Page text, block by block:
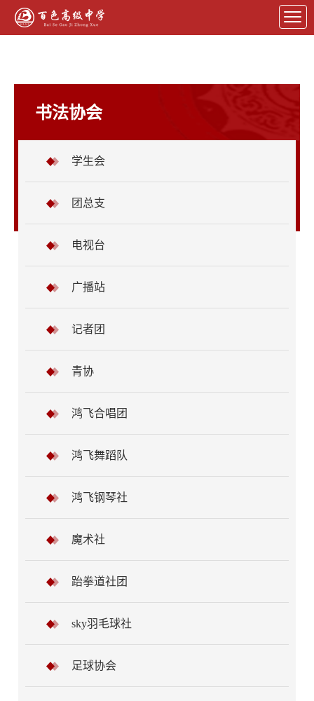
书法协会
学生会
团总支
电视台
广播站
记者团
青协
鸿飞合唱团
鸿飞舞蹈队
鸿飞钢琴社
魔术社
跆拳道社团
sky羽毛球社
足球协会